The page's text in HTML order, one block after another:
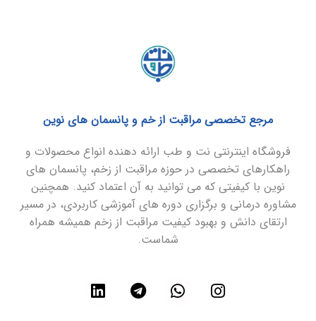
مرجع تخصصی مراقبت از خم و پانسمان های نوین
فروشگاه اینترنتی نت و طب ارائه دهنده انواع محصولات و
راهکارهای تخصصی در حوزه مراقبت از زخم، پانسمان های
نوین با کیفیتی که می توانید به آن اعتماد کنید. همچنین
مشاوره درمانی و برگزاری دوره های آموزشی کاربردی، در مسیر
ارتقای دانش و بهبود کیفیت مراقبت از زخم همیشه همراه
شماست.